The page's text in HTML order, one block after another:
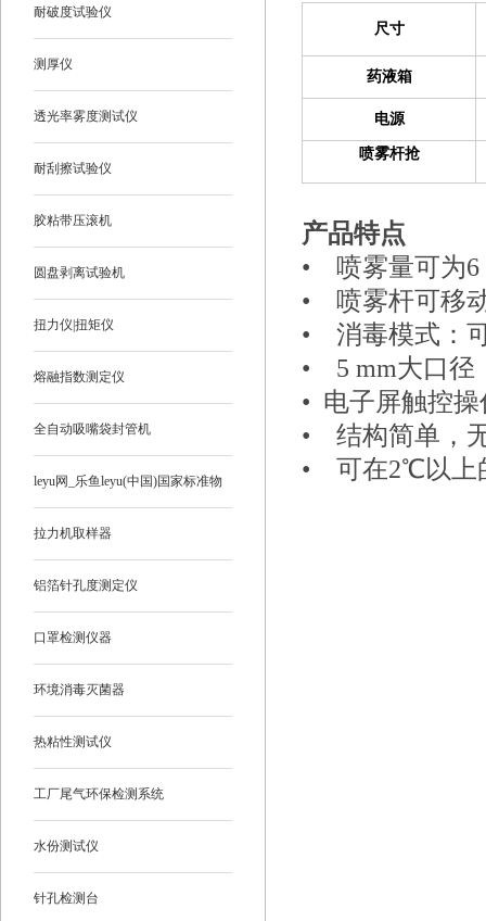
耐破度试验仪
测厚仪
透光率雾度测试仪
耐刮擦试验仪
胶粘带压滚机
圆盘剥离试验机
扭力仪|扭矩仪
熔融指数测定仪
全自动吸嘴袋封管机
leyu网_乐鱼leyu(中国)国家标准物
质
拉力机取样器
铝箔针孔度测定仪
口罩检测仪器
环境消毒灭菌器
热粘性测试仪
工厂尾气环保检测系统
水份测试仪
针孔检测台
尺寸
药液箱
电源
喷雾杆抢
产品特点
•
喷雾量可为
•
喷雾杆可移
•
消毒模式：
• 5 mm大口径
• 电子屏触控
•
结构简单，
•
可在2℃以上